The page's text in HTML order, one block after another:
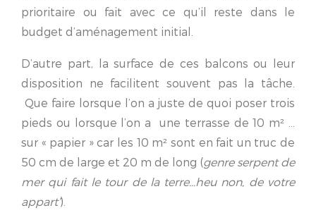
prioritaire ou fait avec ce qu’il reste dans le
budget d’aménagement initial.
D’autre part, la surface de ces balcons ou leur
disposition ne facilitent souvent pas la tâche.
Que faire lorsque l’on a juste de quoi poser trois
pieds ou lorsque l’on a une terrasse de 10 m² …
sur « papier » car les 10 m² sont en fait un truc de
50 cm de large et 20 m de long (genre serpent de
mer qui fait le tour de la terre…heu non, de votre
appart’).